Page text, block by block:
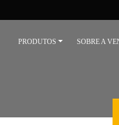
PRODUTOS SOBRE A